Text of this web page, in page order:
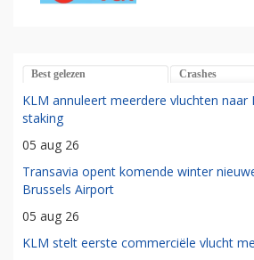
Best gelezen Crashes
KLM annuleert meerdere vluchten
staking
05 aug 26
Transavia opent komende winter
Brussels Airport
05 aug 26
KLM stelt eerste commerciële vlucht